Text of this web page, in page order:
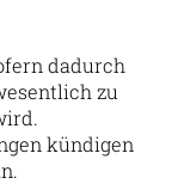
dadurch
zu
kündigen